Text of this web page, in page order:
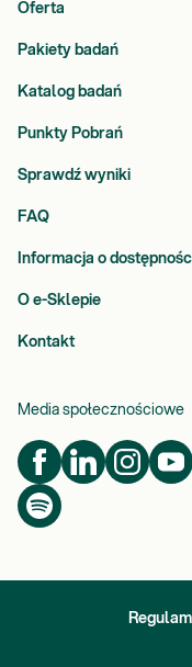
Oferta
Pakiety badań
Katalog badań
Punkty Pobrań
Sprawdź wyniki
FAQ
Informacja o
O e-Sklepie
Kontakt
Media społecznościowe